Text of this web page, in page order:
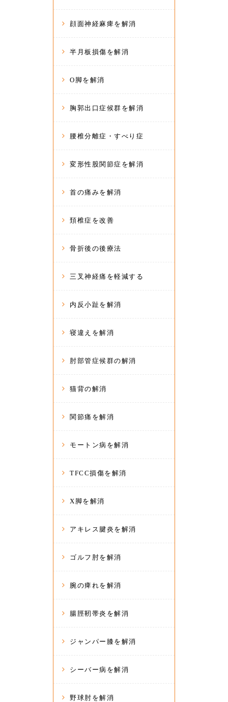
顔面神経麻痺を解消
半月板損傷を解消
O脚を解消
胸郭出口症候群を解消
腰椎分離症・すべり症
変形性股関節症を解消
首の痛みを解消
頚椎症を改善
骨折後の後療法
三叉神経痛を軽減する
内反小趾を解消
寝違えを解消
肘部管症候群の解消
猫背の解消
関節痛を解消
モートン病を解消
TFCC損傷を解消
X脚を解消
アキレス腱炎を解消
ゴルフ肘を解消
腕の痺れを解消
腸脛靭帯炎を解消
ジャンパー膝を解消
シーバー病を解消
野球肘を解消